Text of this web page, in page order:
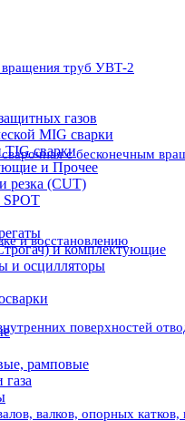
вращения труб УВТ-2
сварочная с бесконечным
и восстановлению
поверхностей
валков, опорных
газов
MIG сварки
TIG сварки
и Прочее
резка (CUT)
SPOT
и комплектующие
и осцилляторы
рамповые
газа